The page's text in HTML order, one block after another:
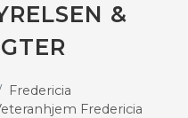
&
Fredericia
Fredericia